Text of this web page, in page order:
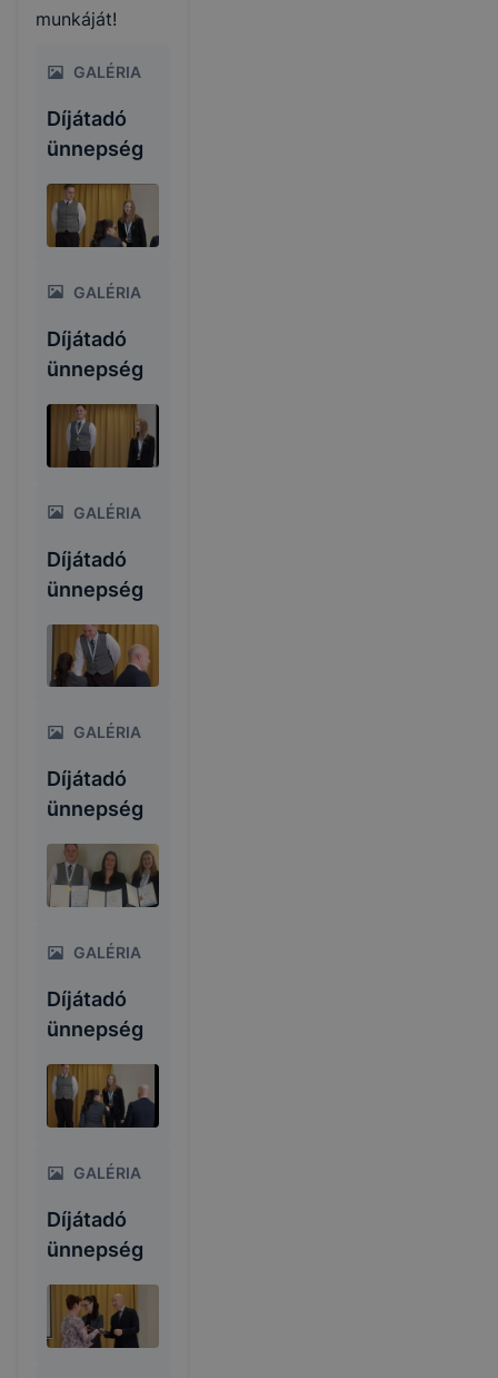
munkáját!
GALÉRIA
Díjátadó
ünnepség
GALÉRIA
Díjátadó
ünnepség
GALÉRIA
Díjátadó
ünnepség
GALÉRIA
Díjátadó
ünnepség
GALÉRIA
Díjátadó
ünnepség
GALÉRIA
Díjátadó
ünnepség